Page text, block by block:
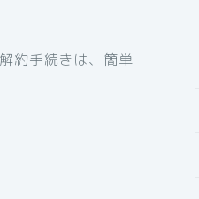
約手続きは、簡単